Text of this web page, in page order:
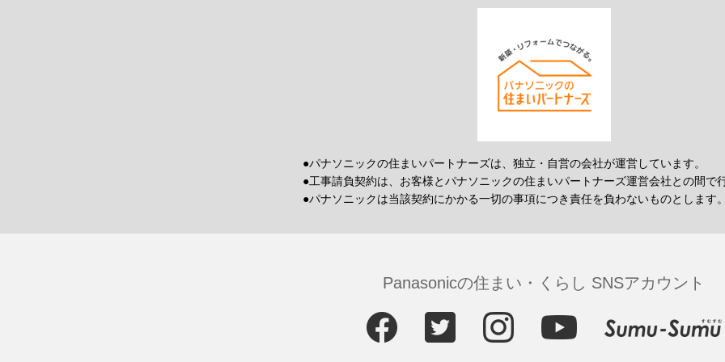
●パナソニックの住まいパートナーズは、独立・自営の会社が運営しています。
●工事請負契約は、お客様とパナソニックの住まいパートナーズ運営会社との間で
●パナソニックは当該契約にかかる一切の事項につき責任を負わないものとします。
Panasonicの住まい・くらし SNSアカウント